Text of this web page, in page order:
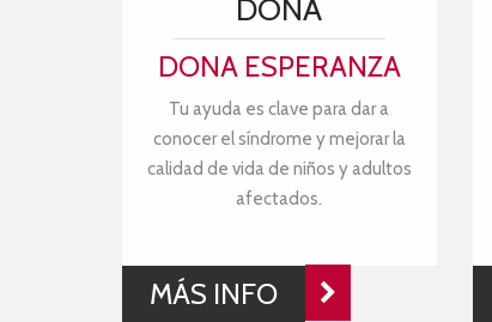
DONA
DONA ESPERANZA
Tu ayuda es clave para dar a
conocer el síndrome y mejorar la
calidad de vida de niños y adultos
afectados.
MÁS INFO